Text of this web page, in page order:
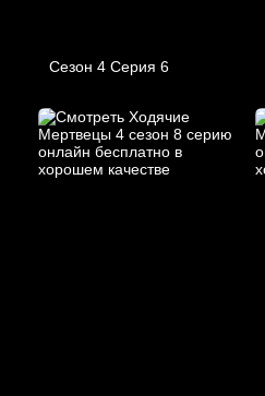
Сезон 4 Серия 6